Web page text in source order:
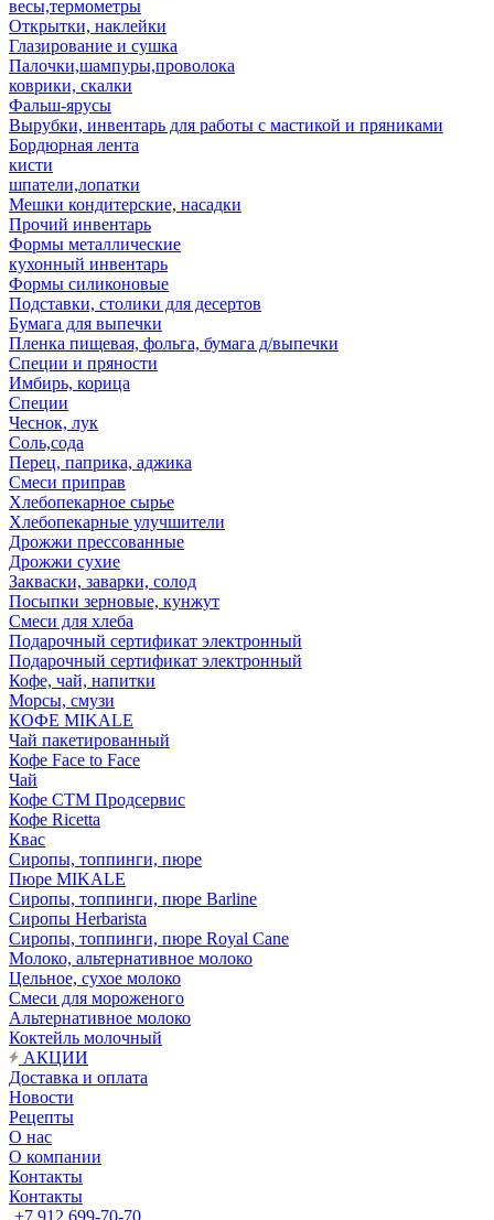
весы,термометры
Открытки, наклейки
Глазирование и сушка
Палочки,шампуры,проволока
коврики, скалки
Фальш-ярусы
Вырубки, инвентарь для работы с мастикой и пряниками
Бордюрная лента
кисти
шпатели,лопатки
Мешки кондитерские, насадки
Прочий инвентарь
Формы металлические
кухонный инвентарь
Формы силиконовые
Подставки, столики для десертов
Бумага для выпечки
Пленка пищевая, фольга, бумага д/выпечки
Специи и пряности
Имбирь, корица
Специи
Чеснок, лук
Соль,сода
Перец, паприка, аджика
Смеси приправ
Хлебопекарное сырье
Хлебопекарные улучшители
Дрожжи прессованные
Дрожжи сухие
Закваски, заварки, солод
Посыпки зерновые, кунжут
Смеси для хлеба
Подарочный сертификат электронный
Подарочный сертификат электронный
Кофе, чай, напитки
Морсы, смузи
КОФЕ MIKALE
Чай пакетированный
Кофе Face to Face
Чай
Кофе СТМ Продсервис
Кофе Ricetta
Квас
Сиропы, топпинги, пюре
Пюре MIKALE
Сиропы, топпинги, пюре Barline
Сиропы Herbarista
Сиропы, топпинги, пюре Royal Cane
Молоко, альтернативное молоко
Цельное, сухое молоко
Смеси для мороженого
Альтернативное молоко
Коктейль молочный
АКЦИИ
Доставка и оплата
Новости
Рецепты
О нас
О компании
Контакты
Контакты
+7 912 699-70-70